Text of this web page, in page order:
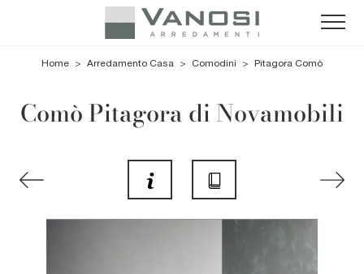
Home > Arredamento Casa > Comodini > Pitagora Comò
Comò Pitagora di Novamobili